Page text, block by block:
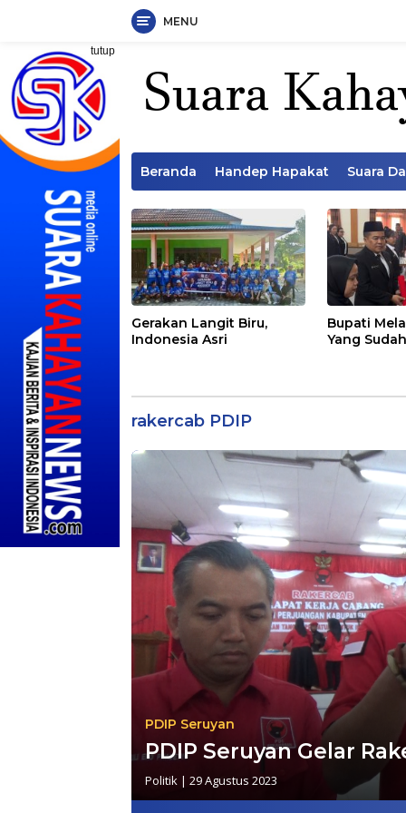
Langsung
konten
MENU
tutup
Beranda Handep Hapakat Suara
Gerakan Langit Biru,
Indonesia Asri
Bupati
Yang
rakercab PDIP
PDIP Seruyan
PDIP Seruyan Gelar
Politik | 29 Agustus 2023